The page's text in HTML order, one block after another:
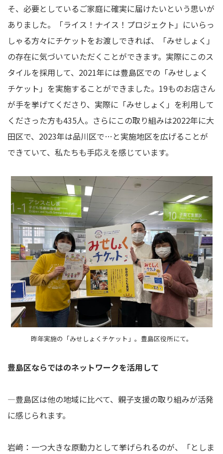
そ、必要としているご家庭に確実に届けたいという思いが
ありました。「ライス！ナイス！プロジェクト」にいらっ
しゃる方々にチケットをお渡しできれば、「みせしょく」
の存在に気づいていただくことができます。実際にこのス
タイルを採用して、2021年には豊島区での「みせしょく
チケット」を実施することができました。19ものお店さん
が手を挙げてくださり、実際に「みせしょく」を利用して
くださった方も435人。さらにこの取り組みは2022年に大
田区で、2023年は品川区で…と実施地区を広げることが
できていて、私たちも手応えを感じています。
昨年実施の「みせしょくチケット」。豊島区役所にて。
豊島区ならではのネットワークを活用して
―豊島区は他の地域に比べて、親子支援の取り組みが活発
に感じられます。
岩﨑：一つ大きな原動力として挙げられるのが、「としま